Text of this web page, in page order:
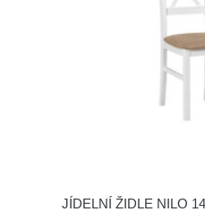
JÍDELNÍ ŽIDLE NILO